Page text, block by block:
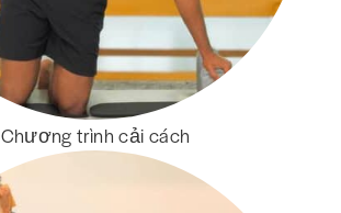
Chương trình cải cách